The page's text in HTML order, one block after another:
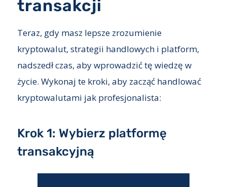
transakcji
Teraz, gdy masz lepsze zrozumienie
kryptowalut, strategii handlowych i platform,
nadszedł czas, aby wprowadzić tę wiedzę w
życie. Wykonaj te kroki, aby zacząć handlować
kryptowalutami jak profesjonalista:
Krok 1: Wybierz platformę
transakcyjną